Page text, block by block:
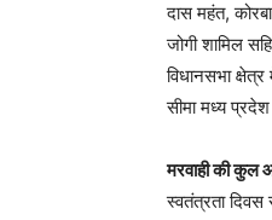
दास महंत,
जोगी शामिल
विधानसभा
सीमा मध्य
मरवाही की कुल
स्वतंत्रता